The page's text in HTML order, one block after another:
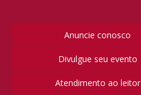
Anuncie conosco
Divulgue seu evento
Atendimento ao leitor